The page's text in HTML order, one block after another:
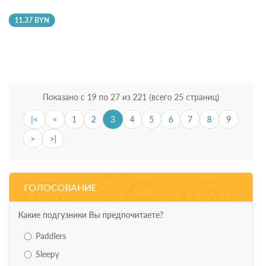
11.37 BYN
Показано с 19 по 27 из 221 (всего 25 страниц)
|< < 1 2 3 4 5 6 7 8
9
>
>|
ГОЛОСОВАНИЕ
Какие подгузники Вы предпочитаете?
Paddlers
Sleepy